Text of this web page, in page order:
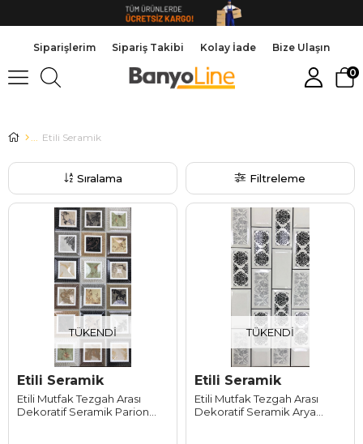
Siparişlerim Sipariş Takibi Kolay İade Bize Ulaşın
0
Etili Seramik
Filtreleme
Sıralama
TÜKENDI
Etili Seramik
Etili Mutfak Tezgah Arası
Dekoratif Seramik Parion
TÜKENDI
Etili Seramik
Etili Mutfak Tezgah Arası
Dekoratif Seramik Arya